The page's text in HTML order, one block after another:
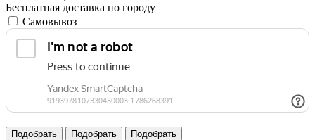
Бесплатная доставка по городу
Самовывоз